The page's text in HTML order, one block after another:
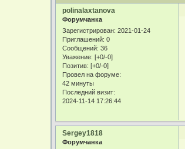
polinalaxtanova
Форумчанка
Зарегистрирован: 2021-01-24
Приглашений: 0
Сообщений: 36
Уважение: [+0/-0]
Позитив: [+0/-0]
Провел на форуме:
42 минуты
Последний визит:
2024-11-14 17:26:44
Sergey1818
Форумчанка